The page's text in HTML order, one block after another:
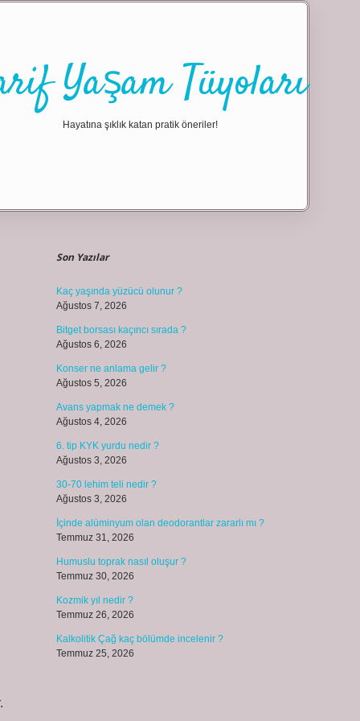
Yaşam Tüyoları
Hayatına şıklık katan pratik öneriler!
Son Yazılar
Kaç yaşında yüzücü olunur ?
Ağustos 7, 2026
Bitget borsası kaçıncı sırada ?
Ağustos 6, 2026
Konser ne anlama gelir ?
Ağustos 5, 2026
Avans yapmak ne demek ?
Ağustos 4, 2026
6. tip KYK yurdu nedir ?
Ağustos 3, 2026
30-70 lehim teli nedir ?
Ağustos 3, 2026
İçinde alüminyum olan deodorantlar zararlı mı ?
Temmuz 31, 2026
Humuslu toprak nasıl oluşur ?
Temmuz 30, 2026
Kozmik yıl nedir ?
Temmuz 26, 2026
Kalkolitik Çağ kaç bölümde incelenir ?
Temmuz 25, 2026